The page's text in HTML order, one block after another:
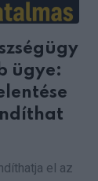
ügye:
el az